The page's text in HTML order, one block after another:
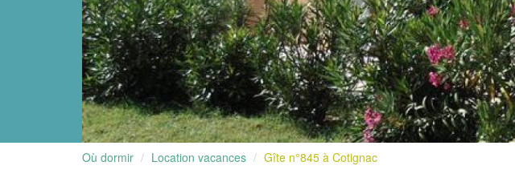
Où dormir Location vacances Gîte n°845 à Cotignac